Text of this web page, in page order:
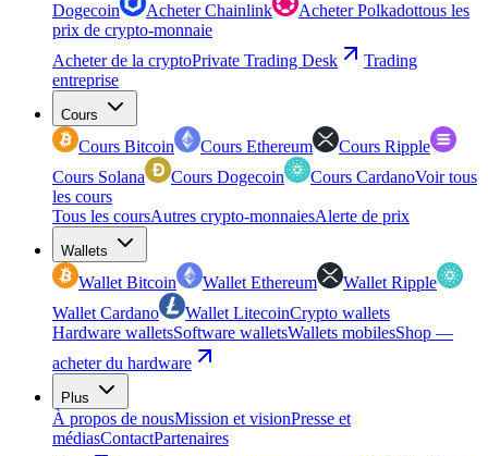
Dogecoin
Acheter Chainlink Acheter Polkadottous les
prix de crypto-monnaie
Acheter de la cryptoPrivate Trading Desk
Trading
entreprise
Cours
Cours Bitcoin Cours Ethereum
Cours Ripple
Cours Solana
Cours Dogecoin Cours CardanoVoir tous
les cours
Tous les coursAutres crypto-monnaiesAlerte de prix
Wallets
Wallet Bitcoin Wallet Ethereum
Wallet Ripple
Wallet Cardano
Wallet LitecoinCrypto wallets
Hardware walletsSoftware walletsWallets mobilesShop —
acheter du hardware
Plus
À propos de nousMission et visionPresse et
médiasContactPartenaires